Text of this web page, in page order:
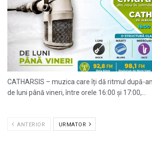
CATHARSIS – muzica care îți dă ritmul după-
de luni până vineri, între orele 16:00 și 17:00,...
ANTERIOR URMATOR